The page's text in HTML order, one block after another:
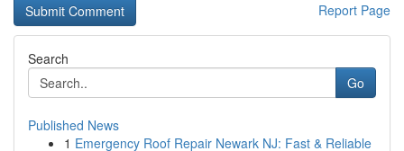
Report Page
Search
Go
Published News
1 Emergency Roof Repair Newark NJ: Fast & Reliable